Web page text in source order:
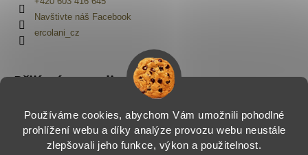
Používáme cookies, abychom Vám umožnili pohodlné
prohlížení webu a díky analýze provozu webu neustále
zlepšovali jeho funkce, výkon a použitelnost.
Navštivte náš Facebook
ercolani_cz
Přijímáme online platby